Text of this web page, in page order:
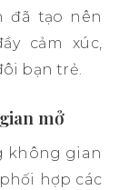
đã tạo nên
cảm xúc,
bạn trẻ.
mở
không gian
hợp các